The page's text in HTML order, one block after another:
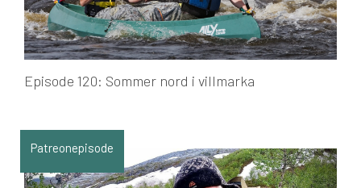
Episode 120: Sommer nord i villmarka
Patreonepisode